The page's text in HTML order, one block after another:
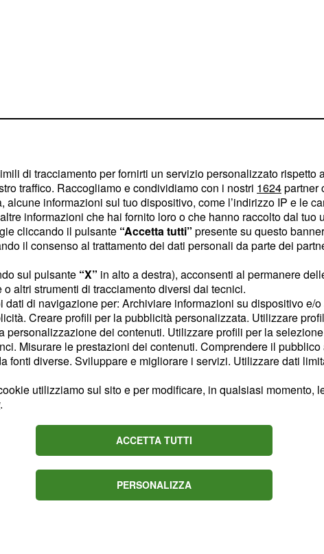
Sgarbi dove esprimere
a spalle di provata
GiuseppeCruciani
si pone l'accento sul
adesso a gestire
hanno utilizzato per
consenso. A Sgarbi,
il ministro Di Maio si
"Si chiederebbe -ha
ha mai lavorato ed
nero, ma fa il ministro
di tracciamento per fornirti un servizio personalizzato rispetto
traffico. Raccogliamo e condividiamo con i nostri 1624partner
informazioni sul tuo dispositivo, come l’indirizzo IP e le
informazioni che hai fornito loro o che hanno raccolto dal tuo
cliccando il pulsante “Accetta tutti” presente su questo
il consenso al trattamento dei dati personali da parte dei
sul pulsante “X” in alto a destra), acconsenti al permanere
altri strumenti di tracciamento diversi dai tecnici.
dati di navigazione per: Archiviare informazioni su dispositivo e/
Creare profili per la pubblicità personalizzata. Utilizzare
personalizzazione dei contenuti. Utilizzare profili per la
Misurare le prestazioni dei contenuti. Comprendere il
fonti diverse. Sviluppare e migliorare i servizi. Utilizzare dati
utilizziamo sul sito e per modificare, in qualsiasi momento,
.
ACCETTA TUTTI
PERSONALIZZA